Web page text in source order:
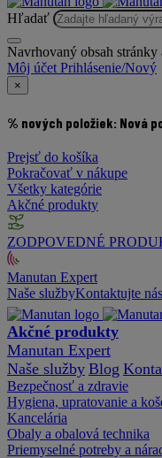
Hľadať
Navrhovaný obsah
Môj účet Prihlásenie/Nový
×
% nových položiek: Nová
Prejsť do košíka
Pokračovať v nákupe
Všetky kategórie
Akčné produkty
ZODPOVEDNÉ
Manutan Expert
Naše službyKontaktujte nás
Akčné produkty
Manutan Expert
Naše služby Blog
Bezpečnosť a zdravie
Hygiena, upratovanie a
Kancelária
Obaly a obalová technika
Priemyselné potreby a